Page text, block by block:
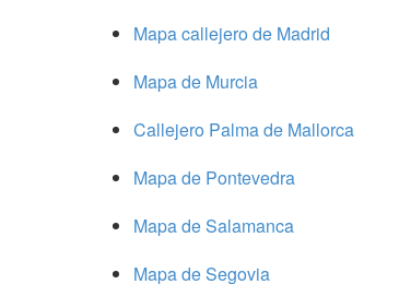
Mapa callejero de Madrid
Mapa de Murcia
Callejero Palma de Mallorca
Mapa de Pontevedra
Mapa de Salamanca
Mapa de Segovia